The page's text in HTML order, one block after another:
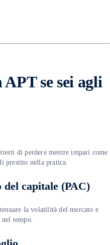
se sei agli
di perdere mentre impari come
prestito nella pratica.
capitale (PAC)
la volatilità del mercato e
nel tempo.